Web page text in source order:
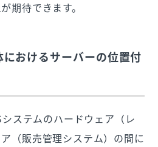
期待できます。
おけるサーバーの位置付
ステムのハードウェア（レ
（販売管理システム）の間に